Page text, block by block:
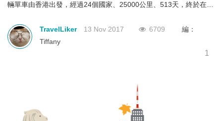
輛單車由香港出發，經過24個國家、25000公里、513天，終於在
人故事......
TravelLiker 13 Nov 2017 6709
編：
Tiffany
1